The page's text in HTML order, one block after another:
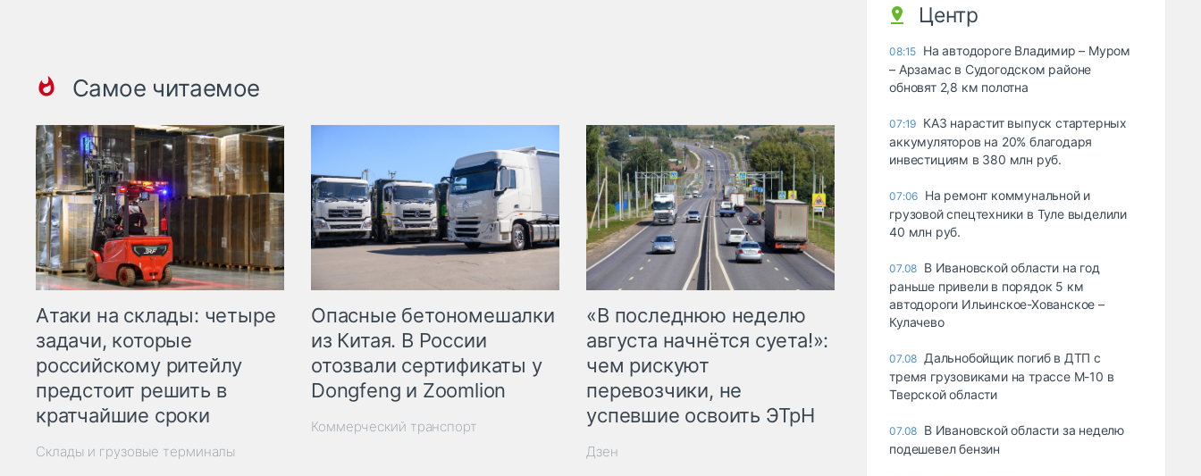
Самое читаемое
Атаки на склады: четыре
задачи, которые
российскому ритейлу
предстоит решить в
кратчайшие сроки
Склады и грузовые терминалы
Опасные бетономешалки
из Китая. В России
отозвали сертификаты у
Dongfeng и Zoomlion
Коммерческий транспорт
«В последнюю неделю
августа начнётся суета!»:
чем рискуют
перевозчики, не
успевшие освоить ЭТрН
Дзен
Центр
08:15 На автодороге Владимир – Муром
– Арзамас в Судогодском районе
обновят 2,8 км полотна
07:19 КАЗ нарастит выпуск стартерных
аккумуляторов на 20% благодаря
инвестициям в 380 млн руб.
07:06 На ремонт коммунальной и
грузовой спецтехники в Туле выделили
40 млн руб.
07.08 В Ивановской области на год
раньше привели в порядок 5 км
автодороги Ильинское-Хованское –
Кулачево
07.08 Дальнобойщик погиб в ДТП с
тремя грузовиками на трассе М-10 в
Тверской области
07.08 В Ивановской области за неделю
подешевел бензин